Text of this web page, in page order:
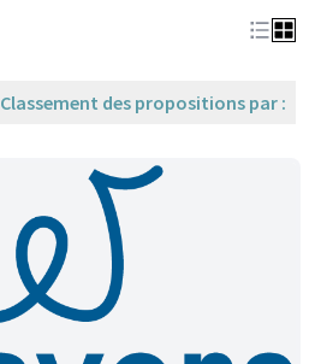
Classement des propositions par :